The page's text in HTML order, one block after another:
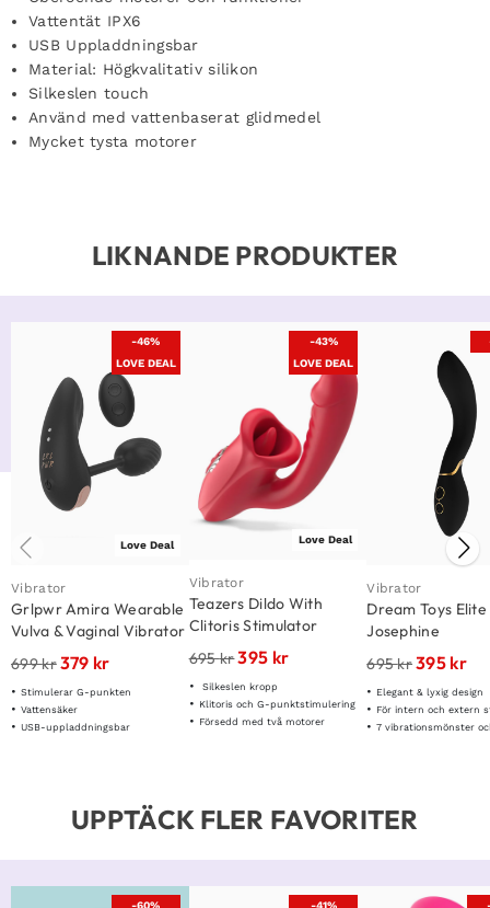
Vattentät IPX6
USB Uppladdningsbar
Material: Högkvalitativ silikon
Silkeslen touch
Använd med vattenbaserat glidmedel
Mycket tysta motorer
LIKNANDE PRODUKTER
-46%
LOVE DEAL
Love Deal
Vibrator
Grlpwr Amira Wearable
Vulva & Vaginal Vibrator
699kr379 kr
Stimulerar G-punkten
Vattensäker
USB-uppladdningsbar
-43%
LOVE DEAL
Love Deal
Vibrator
Teazers Dildo With
Clitoris Stimulator
695kr395 kr
Silkeslen kropp
Klitoris och G-punktstimulering
Försedd med två motorer
Vibrator
Dream Toys Elite
Josephine
695kr395 kr
Elegant & lyxig design
För intern och extern
7 vibrationsmönster och 3
UPPTÄCK FLER FAVORITER
-60%
-41%